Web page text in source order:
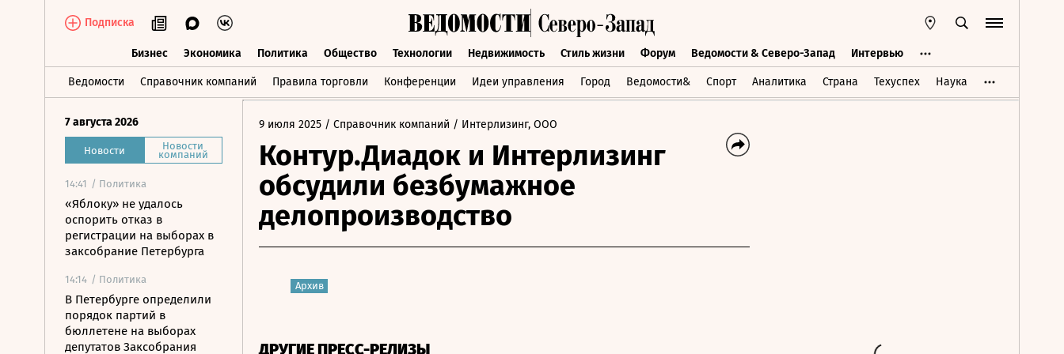
Подписка
Бизнес Экономика Политика Общество Технологии Недвижимость Стиль жизни Форум Ведомости & Северо-Запад Интервью
Ведомости Справочник компаний Правила торговли Конференции Идеи управления Город Ведомости& Спорт Аналитика Страна Техуспех Наука
Бизнес Экономика Политика Общество Технологии Недвижимость Стиль жизни Форум Ведомости & Северо-Запад Интервью
7 августа 2026
Новости Новости
компаний
14:41 / Политика
«Яблоку» не удалось
оспорить отказ в
регистрации на выборах в
заксобрание Петербурга
14:14 / Политика
В Петербурге определили
порядок партий в
бюллетене на выборах
депутатов Заксобрания
9 июля 2025 / Справочник компаний / Интерлизинг, ООО
Контур.Диадок и Интерлизинг
обсудили безбумажное
делопроизводство
Архив
ДРУГИЕ ПРЕСС-РЕЛИЗЫ